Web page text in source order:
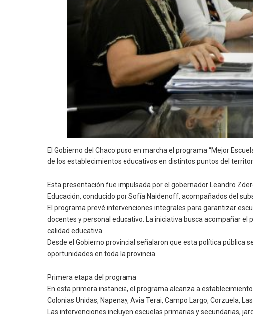
El Gobierno del Chaco puso en marcha el programa “Mejor
de los establecimientos educativos en distintos puntos del
Esta presentación fue impulsada por el gobernador Leandro
Educación, conducido por Sofía Naidenoff, acompañados del
El programa prevé intervenciones integrales para garantizar
docentes y personal educativo. La iniciativa busca acompañar
calidad educativa.
Desde el Gobierno provincial señalaron que esta política pública
oportunidades en toda la provincia.
Primera etapa del programa
En esta primera instancia, el programa alcanza a
Colonias Unidas, Napenay, Avia Terai, Campo Largo, Corzuela,
Las intervenciones incluyen escuelas primarias y secundarias,